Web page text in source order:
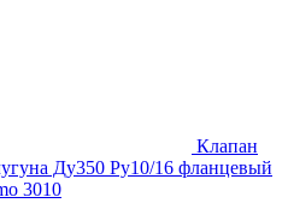
Клапан
Ду350 Ру10/16 фланцевый
3010